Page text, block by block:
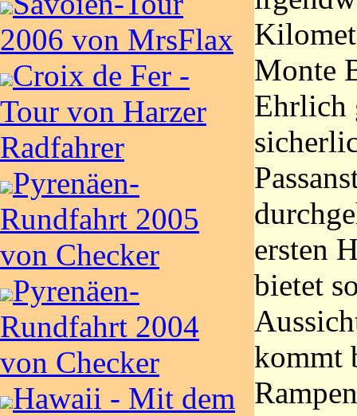
2006 von MrsFlax
Croix de Fer -
Tour von Harzer
Radfahrer
Pyrenäen-
Rundfahrt 2005
von Checker
Pyrenäen-
Rundfahrt 2004
von Checker
Hawaii - Mit dem
Monte
Ehrlich
ersten
bietet
kommt